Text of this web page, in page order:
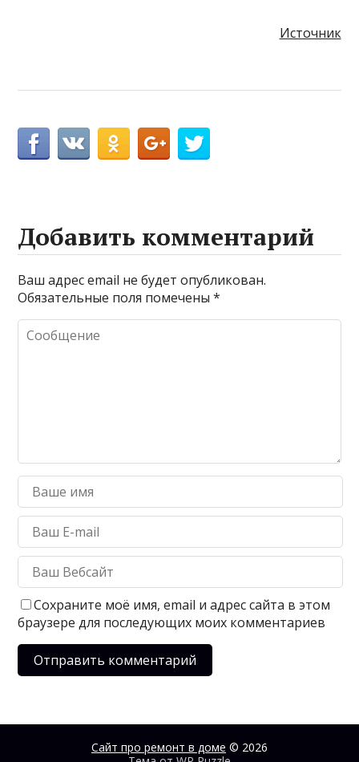
Источник
Добавить комментарий
Ваш адрес email не будет опубликован.
Обязательные поля помечены*
Сохраните моё имя, email и адрес сайта в этом
браузере для последующих моих комментариев
Сайт про ремонт в доме © 2026